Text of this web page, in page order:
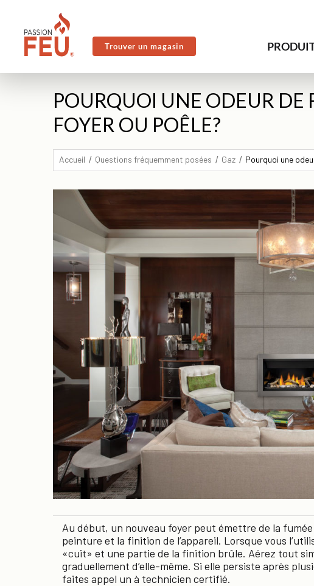
Trouver un magasin
POURQUOI UNE ODEUR DE
FOYER OU POÊLE?
Accueil Questions fréquemment posées Gaz Pourquoi une
Au début, un nouveau foyer peut émettre de la
peinture et la finition de l’appareil. Lorsque vous
«cuit» et une partie de la finition brûle. Aérez tout
graduellement d’elle-même. Si elle persiste après
faites appel un à technicien certifié.